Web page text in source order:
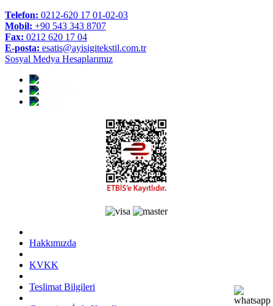
Telefon: 0212-620 17 01-02-03
Mobil: +90 543 343 8707
Fax: 0212 620 17 04
E-posta: esatis@ayisigitekstil.com.tr
Sosyal Medya Hesaplarımız
Hakkımızda
KVKK
Teslimat Bilgileri